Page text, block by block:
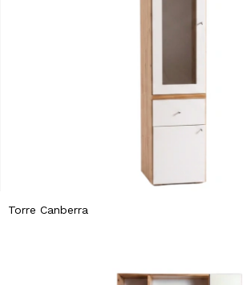
Torre Canberra